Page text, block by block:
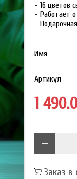
- 16 цветов
- Работает
-
Имя
Артикул
1
Заказ в